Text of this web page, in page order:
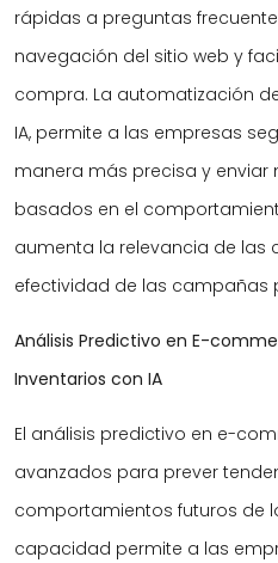
rápidas a preguntas
navegación del sitio web y
compra. La automatización
IA, permite a las empresas
manera más precisa y enviar
basados en el
aumenta la relevancia de las
efectividad de las campañas
Análisis Predictivo en E-
Inventarios con IA
El análisis predictivo en e-
avanzados para prever
comportamientos futuros de
capacidad permite a las